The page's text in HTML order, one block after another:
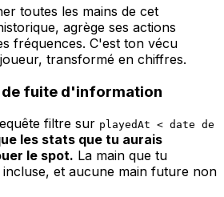
toutes les mains de cet
agrège ses actions
fréquences. C'est ton vécu
transformé en chiffres.
de fuite d'information
filtre sur playedAt < date de
les stats que tu aurais
le spot. La main que tu
incluse, et aucune main future non